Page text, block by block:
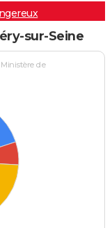
sur-Seine
de